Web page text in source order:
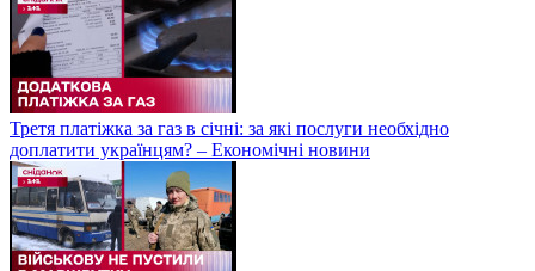
Третя платіжка за газ в січні: за які послуги необхідно
доплатити українцям? – Економічні новини